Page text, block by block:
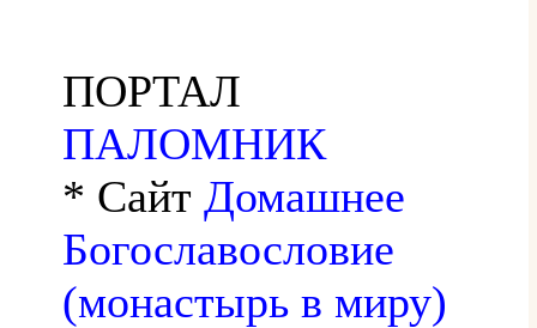
ПОРТАЛ
ПАЛОМНИК
* Сайт Домашнее
Богославословие
(монастырь в миру)